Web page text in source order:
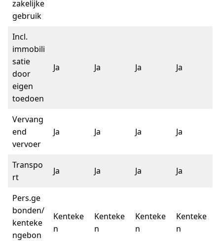
zakelijke
gebruik
Incl.
immobili
satie
door
eigen
toedoen
Ja Ja Ja Ja
Vervang
end
vervoer
Ja Ja Ja Ja
Transpo
rt
Ja Ja Ja Ja
Pers.ge
bonden/
kenteke
ngebon
Kenteke
n
Kenteke
n
Kenteke
n
Kenteke
n